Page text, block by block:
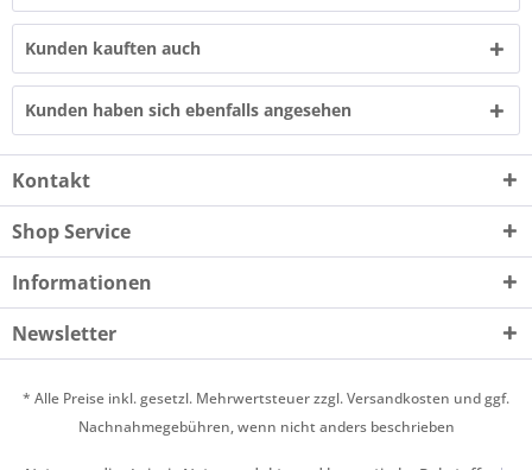
Kunden kauften auch
Kunden haben sich ebenfalls angesehen
Kontakt
Shop Service
Informationen
Newsletter
* Alle Preise inkl. gesetzl. Mehrwertsteuer zzgl.Versandkosten und ggf.
Nachnahmegebühren, wenn nicht anders beschrieben